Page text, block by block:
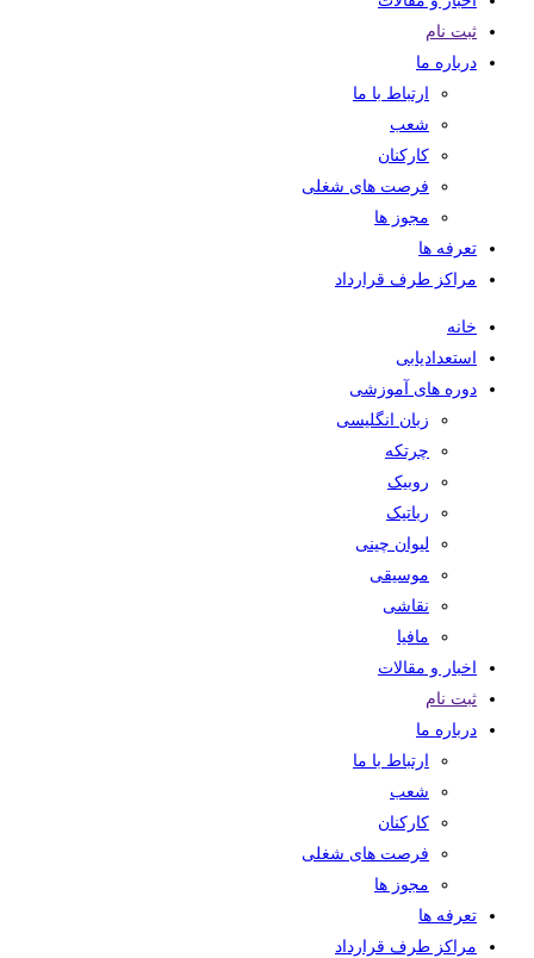
ثبت نام
درباره ما
ارتباط با ما
شعب
کارکنان
فرصت های شغلی
مجوز ها
تعرفه ها
مراکز طرف قرارداد
خانه
استعدادیابی
دوره های آموزشی
زبان انگلیسی
چرتکه
روبیک
رباتیک
لیوان چینی
موسیقی
نقاشی
مافیا
اخبار و مقالات
ثبت نام
درباره ما
ارتباط با ما
شعب
کارکنان
فرصت های شغلی
مجوز ها
تعرفه ها
مراکز طرف قرارداد